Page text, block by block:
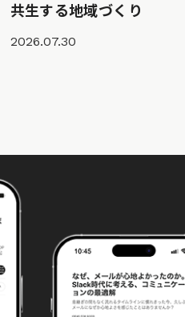
共生する地域づくり
2026.07.30